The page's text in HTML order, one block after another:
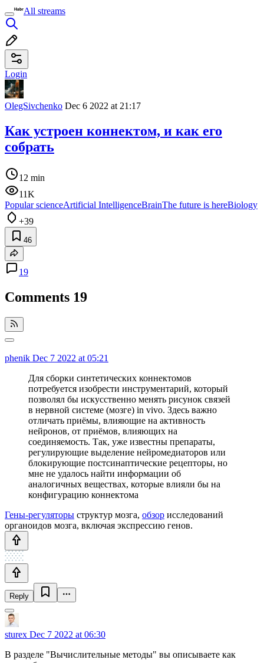
All streams
Login
OlegSivchenko Dec 6 2022 at 21:17
Как устроен коннектом, и как его
собрать
12 min
11K
Popular scienceArtificial IntelligenceBrainThe future is hereBiology
+39
46
19
Comments 19
phenik Dec 7 2022 at 05:21
Для сборки синтетических коннектомов
потребуется изобрести инструментарий, который
позволял бы искусственно менять рисунок связей
в нервной системе (мозге) in vivo. Здесь важно
отличать приёмы, влияющие на активность
нейронов, от приёмов, влияющих на
соединяемость. Так, уже известны препараты,
регулирующие выделение нейромедиаторов или
блокирующие постсинаптические рецепторы, но
мне не удалось найти информации об
аналогичных веществах, которые влияли бы на
конфигурацию коннектома
Гены-регуляторы структур мозга, обзор исследований
органоидов мозга, включая экспрессию генов.
Reply
sturex Dec 7 2022 at 06:30
В разделе "Вычислительные методы" вы описываете как